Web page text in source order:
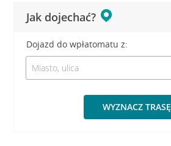
Jak dojechać?
Dojazd do wpłatomatu z:
WYZNACZ TRASĘ